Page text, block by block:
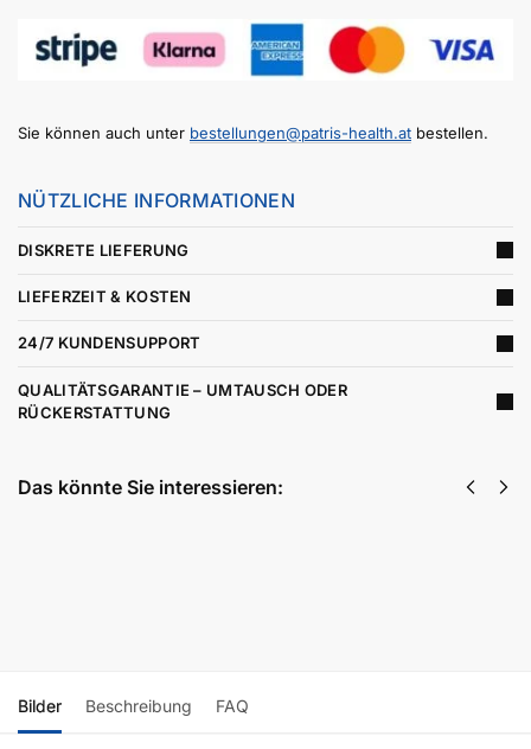
Sie können auch unter bestellungen@patris-health.at bestellen.
NÜTZLICHE INFORMATIONEN
DISKRETE LIEFERUNG
LIEFERZEIT & KOSTEN
24/7 KUNDENSUPPORT
QUALITÄTSGARANTIE – UMTAUSCH ODER
RÜCKERSTATTUNG
Das könnte Sie interessieren:
Bilder Beschreibung FAQ